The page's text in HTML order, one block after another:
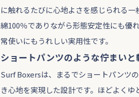
に触れるたびに心地よさを感じられる一
綿100％でありながら形態安定性にも優
常使いにもうれしい実用性です。
ショートパンツのような佇まいと
Surf Boxersは、まるでショートパンツ
き心地を実現した設計です。ほどよく